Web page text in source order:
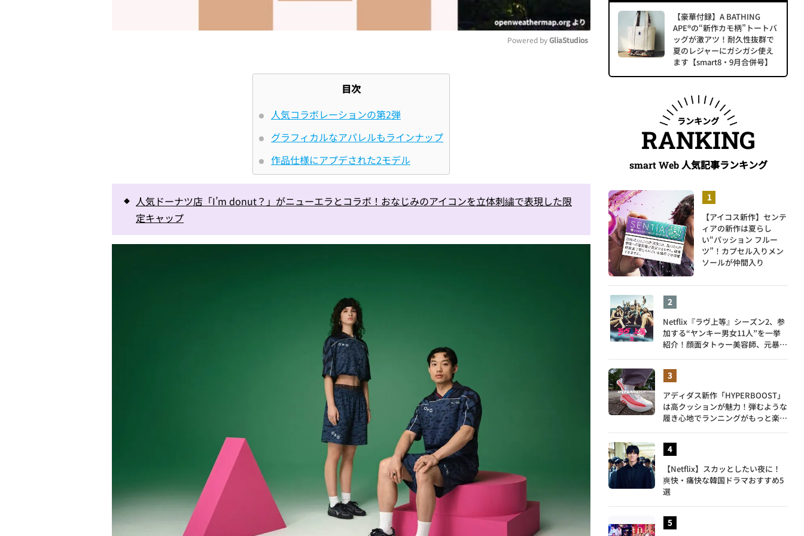
Powered by GliaStudios
目次
人気コラボレーションの第2弾
グラフィカルなアパレルもラインナップ
作品仕様にアプデされた2モデル
人気ドーナツ店「I’m donut？」がニューエラとコラボ！おなじみのアイコンを立体刺繍で表現した限
定キャップ
【豪華付録】A BATHING
APE®の“新作カモ柄”トートバ
ッグが激アツ！耐久性抜群で
夏のレジャーにガシガシ使え
ます【smart8・9月合併号】
ランキング
RANKING
smart Web人気記事ランキング
【アイコス新作】センテ
ィアの新作は夏らし
い“パッション フルー
ツ”！カプセル入りメン
ソールが仲間入り
Netflix『ラヴ上等』シーズン2、参
加する“ヤンキー男女11人”を一挙
紹介！顔面タトゥー美容師、元暴走
アディダス新作「HYPERBOOST」
は高クッションが魅力！弾むような
履き心地でランニングがもっと楽し
【Netflix】スカッとしたい夜に！
爽快・痛快な韓国ドラマおすすめ5
選